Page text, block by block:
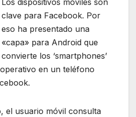
Los dispositivos móviles son
clave para Facebook. Por
eso ha presentado una
«capa» para Android que
convierte los ‘smartphones’
en un teléfono
el usuario móvil consulta